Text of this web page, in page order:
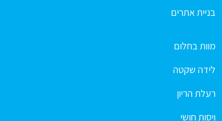
בניית אתרים
מוות בחלום
לידה שקטה
רעלת הריון
ויסות חושי